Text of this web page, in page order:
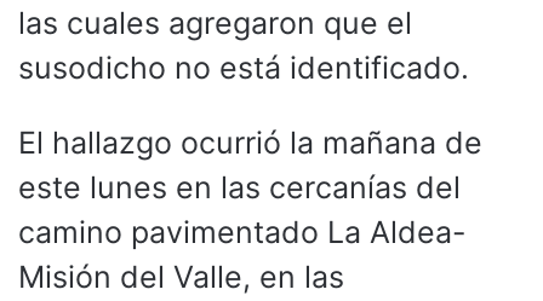
las cuales agregaron que el
susodicho no está identificado.
El hallazgo ocurrió la mañana de
este lunes en las cercanías del
camino pavimentado La Aldea-
Misión del Valle, en las